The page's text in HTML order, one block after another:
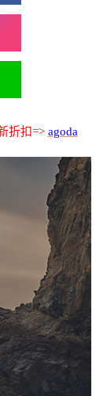
折扣=> agoda